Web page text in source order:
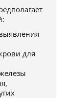
для